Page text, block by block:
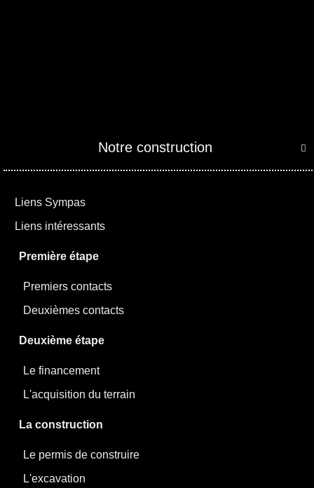

Notre construction
Liens Sympas
Liens intéressants
Première étape
Premiers contacts
Deuxièmes contacts
Deuxième étape
Le financement
L'acquisition du terrain
La construction
Le permis de construire
L'excavation